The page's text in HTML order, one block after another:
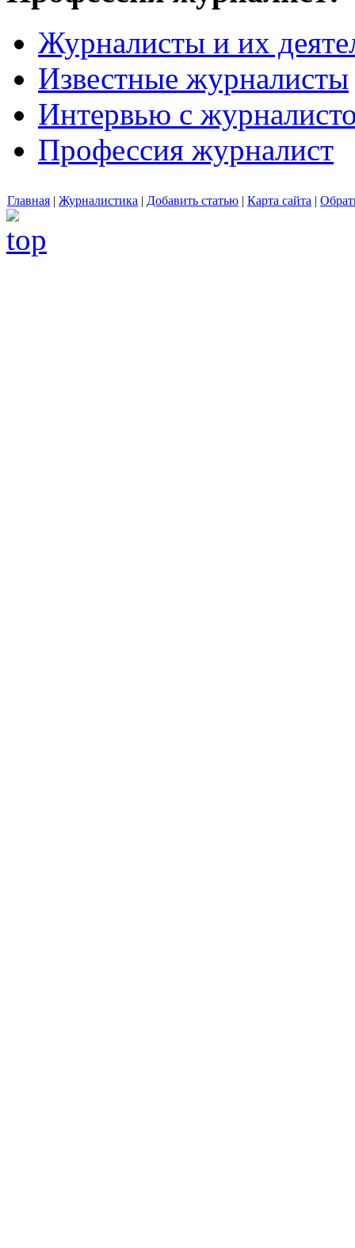
Журналисты и их
Известные журналисты
Интервью с
Профессия журналист
Главная | Журналистика | Добавить статью | Карта сайта |